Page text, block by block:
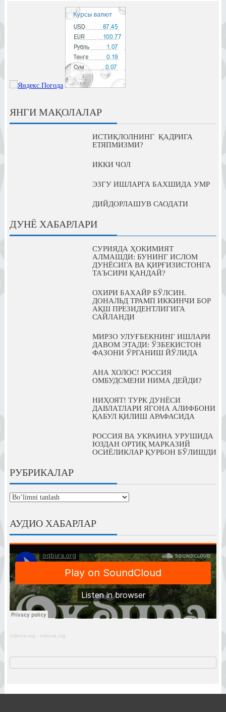
ЯНГИ МАҚОЛАЛАР
ИСТИҚЛОЛНИНГ ҚАДРИГА
ЕТЯПМИЗМИ?
ИККИ ЧОЛ
ЭЗГУ ИШЛАРГА БАХШИДА УМР
ДИЙДОРЛАШУВ САОДАТИ
ДУНЁ ХАБАРЛАРИ
СУРИЯДА ҲОКИМИЯТ
АЛМАШДИ: БУНИНГ ИСЛОМ
ДУНЁСИГА ВА ҚИРҒИЗИСТОНГА
ТАЪСИРИ ҚАНДАЙ?
ОХИРИ БАХАЙР БЎЛСИН.
ДОНАЛЬД ТРАМП ИККИНЧИ БОР
АҚШ ПРЕЗИДЕНТЛИГИГА
САЙЛАНДИ
МИРЗО УЛУҒБЕКНИНГ ИШЛАРИ
ДАВОМ ЭТАДИ: ЎЗБЕКИСТОН
ФАЗОНИ ЎРГАНИШ ЙЎЛИДА
АНА ХОЛОС! РОССИЯ
ОМБУДСМЕНИ НИМА ДЕЙДИ?
НИҲОЯТ! ТУРК ДУНЁСИ
ДАВЛАТЛАРИ ЯГОНА АЛИФБОНИ
ҚАБУЛ ҚИЛИШ АРАФАСИДА
РОССИЯ ВА УКРАИНА УРУШИДА
ЮЗДАН ОРТИҚ МАРКАЗИЙ
ОСИЁЛИКЛАР ҚУРБОН БЎЛИШДИ
РУБРИКАЛАР
рубрикалар
АУДИО ХАБАРЛАР
oqbura.org · oqbura.org